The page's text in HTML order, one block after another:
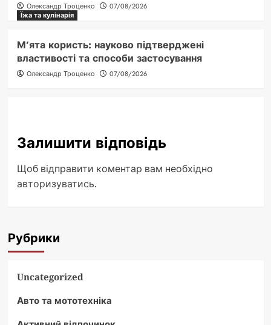
Олександр Троценко
07/08/2026
Їжа та кулінарія
М’ята користь: науково підтверджені
властивості та способи застосування
Олександр Троценко 07/08/2026
Залишити відповідь
Щоб відправити коментар вам необхідно
авторизуватись.
Рубрики
Uncategorized
Авто та мототехніка